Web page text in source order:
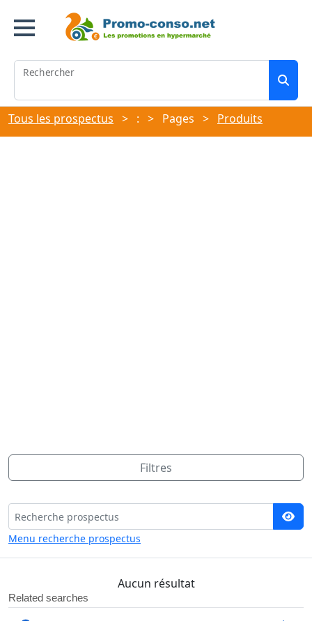
Rechercher
Tous les prospectus > : > Pages > Produits
Filtres
Menu recherche prospectus
Aucun résultat